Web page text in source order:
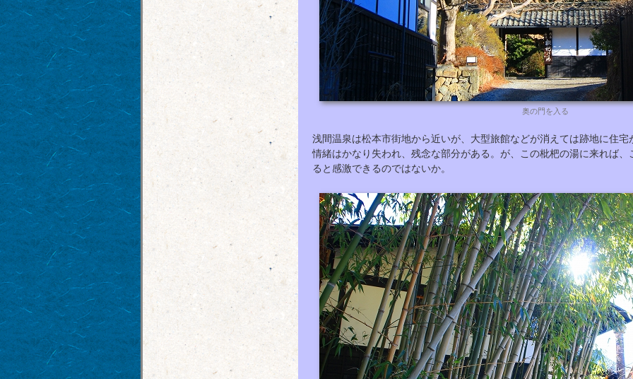
奥の門を入る
浅間温泉は松本市街地から近いが、大型旅館などが消えては跡地に住
情緒はかなり失われ、残念な部分がある。が、この枇杷の湯に来れば
ると感激できるのではないか。